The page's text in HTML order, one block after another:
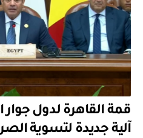
قمة القاهرة لدول
آلية جديدة لتسوية